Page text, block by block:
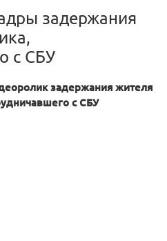
задержания
с СБУ
задержания жителя
с СБУ